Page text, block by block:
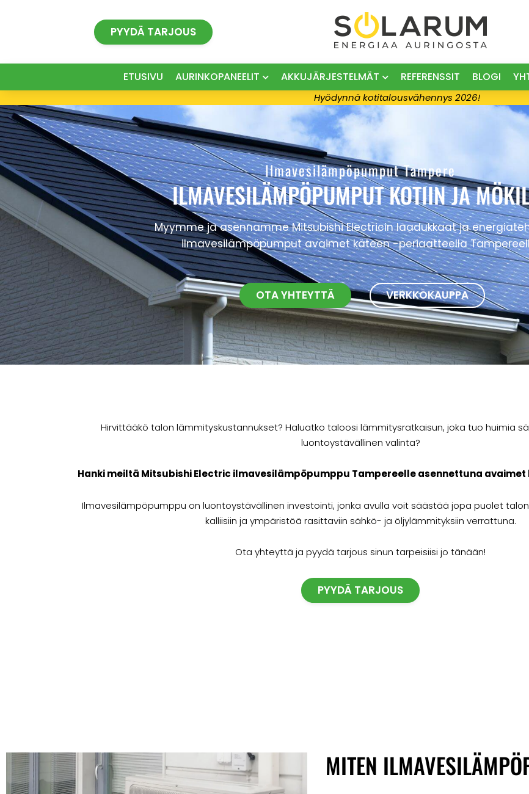
PYYDÄ TARJOUS
ETUSIVU AURINKOPANEELIT AKKUJÄRJESTELMÄT REFERENSSIT BLOGI
Hyödynnä kotitalousvähennys 2026!
Ilmavesilämpöpumput Tampere
ILMAVESILÄMPÖPUMPUT KOTIIN JA
Myymme ja asennamme Mitsubishi Electricin laadukkaat ja
ilmavesilämpöpumput avaimet käteen -periaatteella
OTA YHTEYTTÄ VERKKOKAUPPA
Hirvittääkö talon lämmityskustannukset? Haluatko taloosi lämmitysratkaisun, joka tuo huimia
luontoystävällinen valinta?
Hanki meiltä Mitsubishi Electric ilmavesilämpöpumppu Tampereelle asennettuna
Ilmavesilämpöpumppu on luontoystävällinen investointi, jonka avulla voit säästää jopa puolet
kalliisiin ja ympäristöä rasittaviin sähkö- ja öljylämmityksiin verrattuna.
Ota yhteyttä ja pyydä tarjous sinun tarpeisiisi jo tänään!
PYYDÄ TARJOUS
MITEN